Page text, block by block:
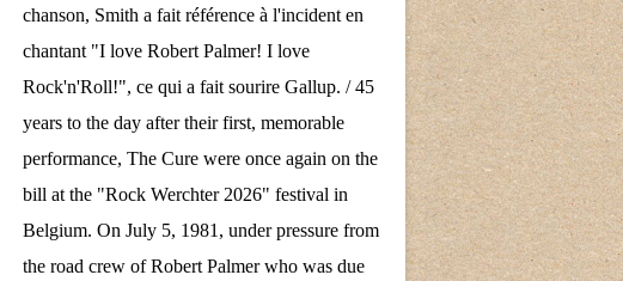
chanson, Smith a fait référence à l'incident en
chantant "I love Robert Palmer! I love
Rock'n'Roll!", ce qui a fait sourire Gallup. / 45
years to the day after their first, memorable
performance, The Cure were once again on the
bill at the "Rock Werchter 2026" festival in
Belgium. On July 5, 1981, under pressure from
the road crew of Robert Palmer who was due